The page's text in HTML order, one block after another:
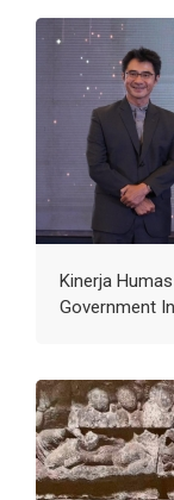
Kinerja
Government